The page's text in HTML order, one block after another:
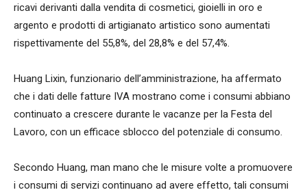
ricavi derivanti dalla vendita di cosmetici, gioielli in oro e
argento e prodotti di artigianato artistico sono aumentati
rispettivamente del 55,8%, del 28,8% e del 57,4%.
Huang Lixin, funzionario dell’amministrazione, ha affermato
che i dati delle fatture IVA mostrano come i consumi abbiano
continuato a crescere durante le vacanze per la Festa del
Lavoro, con un efficace sblocco del potenziale di consumo.
Secondo Huang, man mano che le misure volte a promuovere
i consumi di servizi continuano ad avere effetto, tali consumi